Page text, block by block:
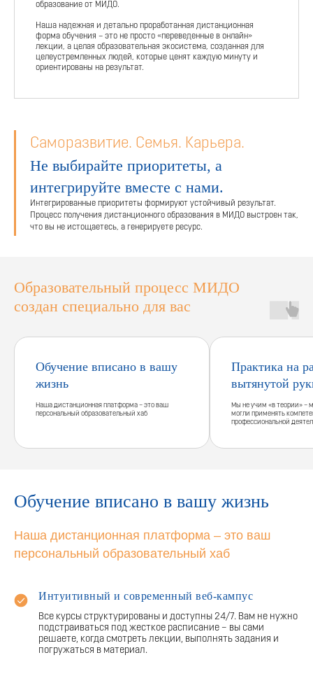
образование от МИДО.
Наша надежная и детально проработанная дистанционная
форма обучения – это не просто «переведенные в онлайн»
лекции, а целая образовательная экосистема, созданная для
целеустремленных людей, которые ценят каждую минуту и
ориентированы на результат.
Саморазвитие. Семья. Карьера.
Не выбирайте приоритеты, а
интегрируйте вместе с нами.
Интегрированные приоритеты формируют устойчивый результат.
Процесс получения дистанционного образования в МИДО выстроен так,
что вы не истощаетесь, а генерируете ресурс.
Образовательный процесс МИДО
создан специально для вас
Обучение вписано в вашу
жизнь
Наша дистанционная платформа – это ваш
персональный образовательный хаб
Практика на
вытянутой
Мы не учим «в теории» –
могли применять
профессиональной
Обучение вписано в вашу жизнь
Наша дистанционная платформа – это ваш
персональный образовательный хаб
Интуитивный и современный веб-кампус
Все курсы структурированы и доступны 24/7. Вам не нужно
подстраиваться под жесткое расписание – вы сами
решаете, когда смотреть лекции, выполнять задания и
погружаться в материал.